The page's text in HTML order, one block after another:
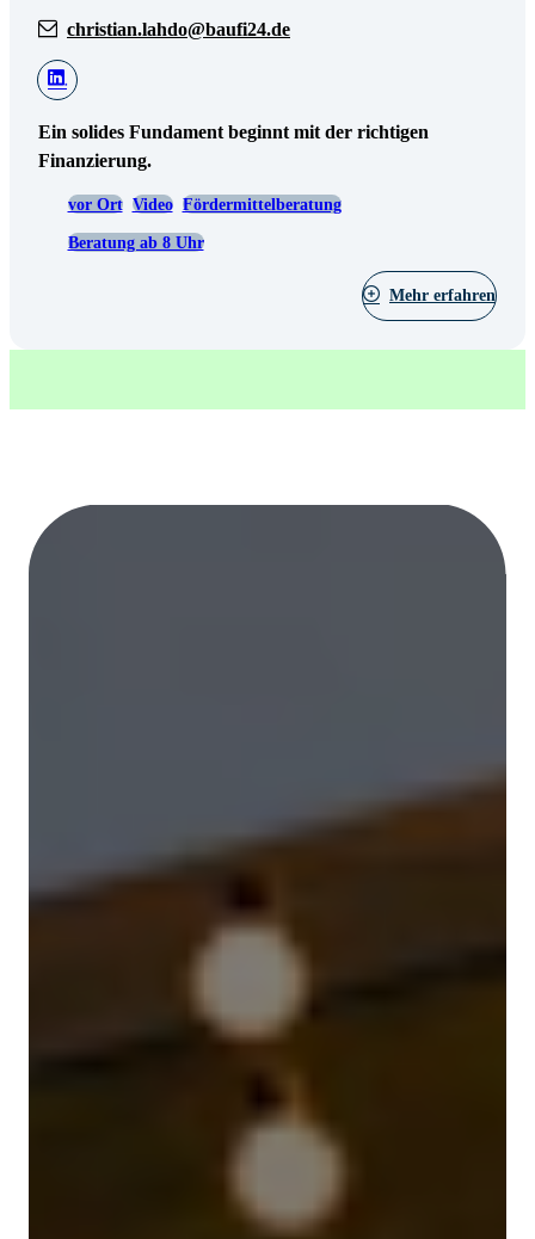
christian.lahdo@baufi24.de
Ein solides Fundament beginnt mit der richtigen
Finanzierung.
vor Ort Video Fördermittelberatung
Beratung ab 8 Uhr
Mehr erfahren